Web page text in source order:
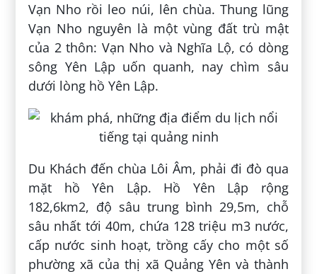
Vạn Nho rồi leo núi, lên chùa. Thung lũng
Vạn Nho nguyên là một vùng đất trù mật
của 2 thôn: Vạn Nho và Nghĩa Lộ, có dòng
sông Yên Lập uốn quanh, nay chìm sâu
dưới lòng hồ Yên Lập.
Du Khách đến chùa Lôi Âm, phải đi đò qua
mặt hồ Yên Lập. Hồ Yên Lập rộng
182,6km2, độ sâu trung bình 29,5m, chỗ
sâu nhất tới 40m, chứa 128 triệu m3 nước,
cấp nước sinh hoạt, trồng cấy cho một số
phường xã của thị xã Quảng Yên và thành